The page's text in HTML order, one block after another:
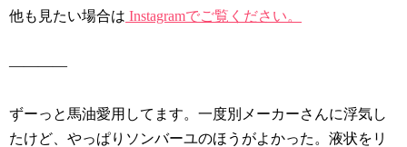
他も見たい場合は Instagramでご覧ください。
————
ずーっと馬油愛用してます。一度別メーカーさんに浮気し
たけど、やっぱりソンバーユのほうがよかった。液状をリ